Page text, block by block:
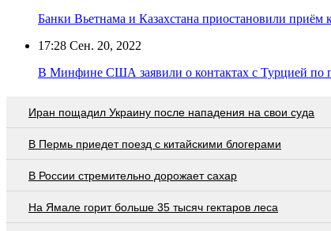
Банки Вьетнама и Казахстана приостановили приём
17:28 Сен. 20, 2022
В Минфине США заявили о контактах с Турцией по
Иран пощадил Украину после нападения на свои суда
В Пермь приедет поезд с китайскими блогерами
В России стремительно дорожает сахар
На Ямале горит больше 35 тысяч гектаров леса